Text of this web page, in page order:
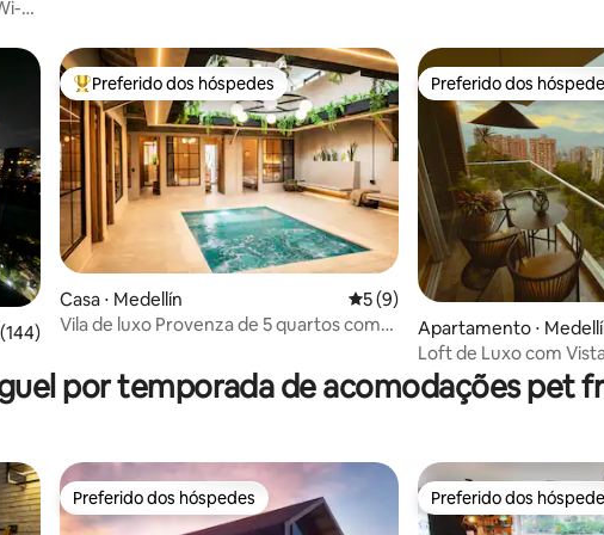
Fi
uma avaliação média de 5, 144 avaliações
Entre os melhores preferidos dos hóspedes
Preferido dos hóspedes
Casa ⋅ Medellín 5 de uma avaliação média de
5 (9)
Vila de luxo Provenza de 5 quartos com
Preferido dos
Preferido dos
Apartamento ⋅
Loft de Luxo com
Varanda • Piscina •
por temporada de acomodações pet
Preferido dos hóspedes
Preferido dos hóspedes Preferido dos
Preferido dos